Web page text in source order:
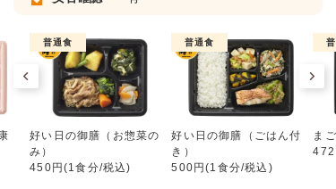
普通食
好い日の御膳（お惣菜の
み）
450円(1食分/税込)
普通食
好い日の御膳（ごはん付
き）
500円(1食分/税込)
ま